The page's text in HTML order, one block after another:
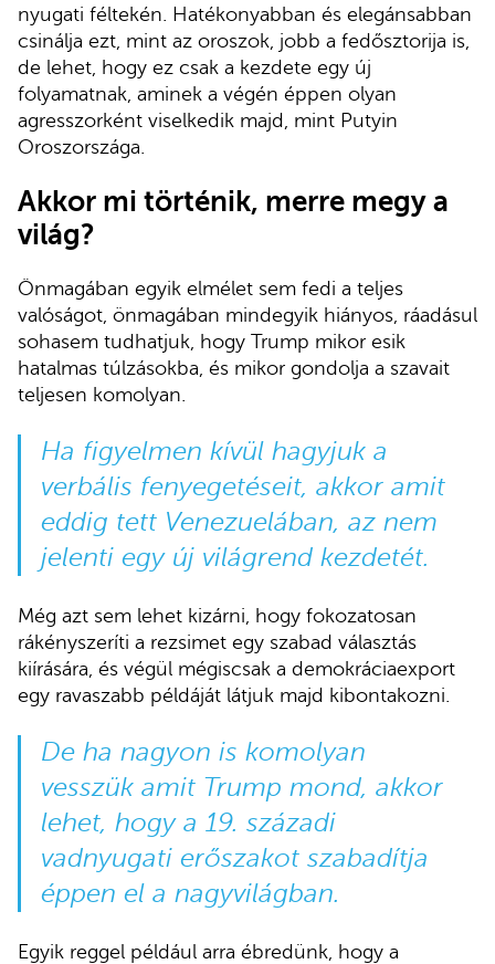
nyugati féltekén. Hatékonyabban és elegánsabban
csinálja ezt, mint az oroszok, jobb a fedősztorija is,
de lehet, hogy ez csak a kezdete egy új
folyamatnak, aminek a végén éppen olyan
agresszorként viselkedik majd, mint Putyin
Oroszországa.
Akkor mi történik, merre megy a
világ?
Önmagában egyik elmélet sem fedi a teljes
valóságot, önmagában mindegyik hiányos, ráadásul
sohasem tudhatjuk, hogy Trump mikor esik
hatalmas túlzásokba, és mikor gondolja a szavait
teljesen komolyan.
Ha figyelmen kívül hagyjuk a
verbális fenyegetéseit, akkor amit
eddig tett Venezuelában, az nem
jelenti egy új világrend kezdetét.
Még azt sem lehet kizárni, hogy fokozatosan
rákényszeríti a rezsimet egy szabad választás
kiírására, és végül mégiscsak a demokráciaexport
egy ravaszabb példáját látjuk majd kibontakozni.
De ha nagyon is komolyan
vesszük amit Trump mond, akkor
lehet, hogy a 19. századi
vadnyugati erőszakot szabadítja
éppen el a nagyvilágban.
Egyik reggel például arra ébredünk, hogy a